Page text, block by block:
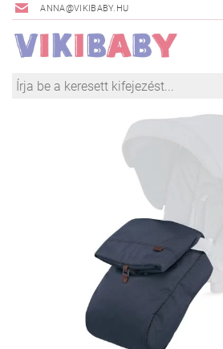
ANNA@VIKIBABY.HU